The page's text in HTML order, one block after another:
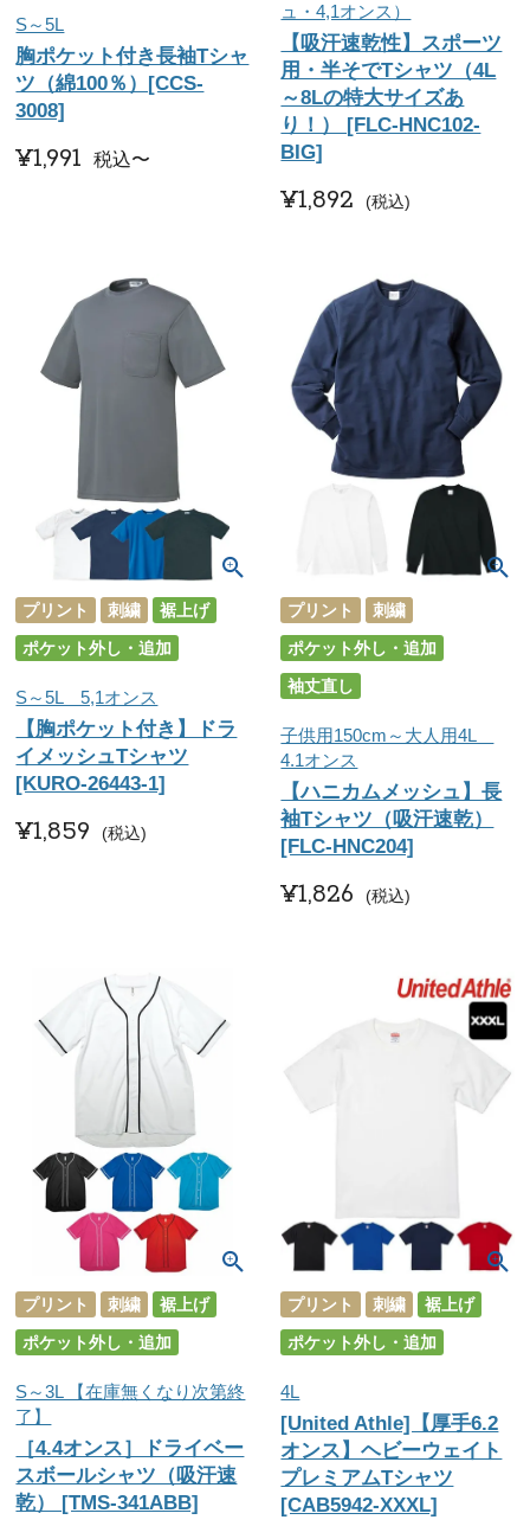
S～5L
胸ポケット付き長袖Tシャ
ツ（綿100％）[CCS-
3008]
¥1,991 税込〜
ュ・4,1オンス）
【吸汗速乾性】スポーツ
用・半そでTシャツ（4L
～8Lの特大サイズあ
り！） [FLC-HNC102-
BIG]
¥1,892 税込
プリント 刺繍
裾上げ
ポケット外し・追加
S～5L 5,1オンス
【胸ポケット付き】ドラ
イメッシュTシャツ
[KURO-26443-1]
¥1,859 税込
プリント
刺繍
ポケット外し・追加
袖丈直し
子供用150cm～大人用4L
4.1オンス
【ハニカムメッシュ】長
袖Tシャツ（吸汗速乾）
[FLC-HNC204]
¥1,826 税込
プリント 刺繍
裾上げ
ポケット外し・追加
S～3L 【在庫無くなり次第終
了】
［4.4オンス］ドライベー
スボールシャツ（吸汗速
乾） [TMS-341ABB]
プリント 刺繍
裾上げ
ポケット外し・追加
4L
[United Athle]【厚手6.2
オンス】ヘビーウェイト
プレミアムTシャツ
[CAB5942-XXXL]